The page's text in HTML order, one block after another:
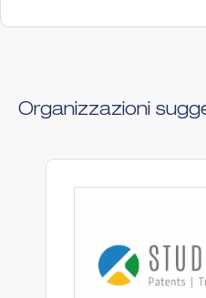
Organizzazioni